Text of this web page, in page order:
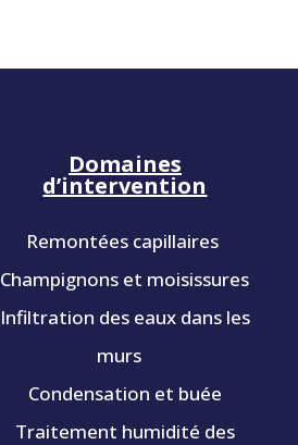
Domaines
d’intervention
Remontées capillaires
Champignons et moisissures
Infiltration des eaux dans les
murs
Condensation et buée
Traitement humidité des